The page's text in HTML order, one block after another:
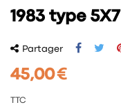
1983 type 5X7
Partager
45,00 €
TTC